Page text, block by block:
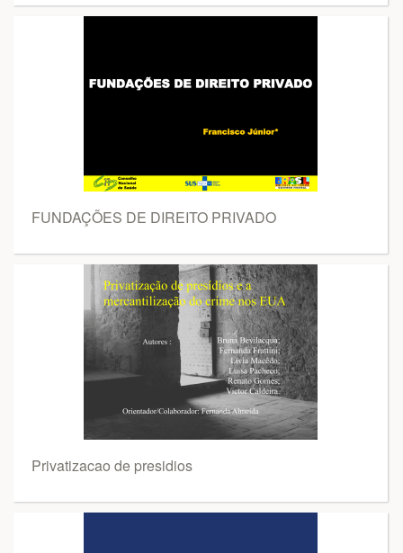
FUNDAÇÕES DE DIREITO PRIVADO
Privatizacao de presidios